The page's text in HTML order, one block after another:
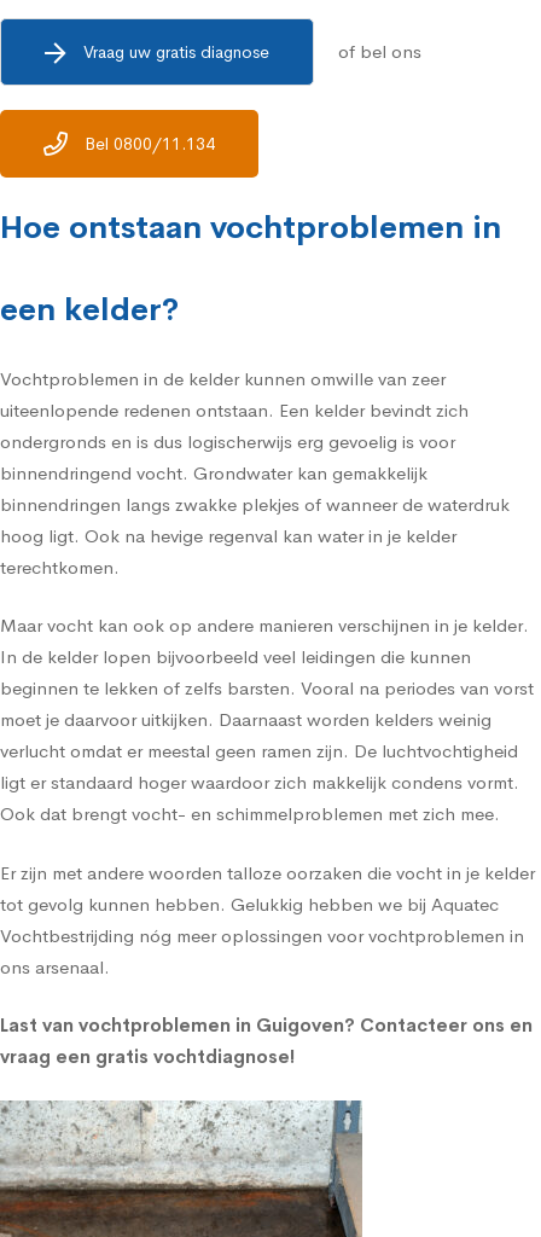
Vraag uw gratis diagnose of bel ons
Bel 0800/11.134
Hoe ontstaan vochtproblemen in
een kelder?
Vochtproblemen in de kelder kunnen omwille van zeer
uiteenlopende redenen ontstaan. Een kelder bevindt zich
ondergronds en is dus logischerwijs erg gevoelig is voor
binnendringend vocht. Grondwater kan gemakkelijk
binnendringen langs zwakke plekjes of wanneer de waterdruk
hoog ligt. Ook na hevige regenval kan water in je kelder
terechtkomen.
Maar vocht kan ook op andere manieren verschijnen in je kelder.
In de kelder lopen bijvoorbeeld veel leidingen die kunnen
beginnen te lekken of zelfs barsten. Vooral na periodes van vorst
moet je daarvoor uitkijken. Daarnaast worden kelders weinig
verlucht omdat er meestal geen ramen zijn. De luchtvochtigheid
ligt er standaard hoger waardoor zich makkelijk condens vormt.
Ook dat brengt vocht- en schimmelproblemen met zich mee.
Er zijn met andere woorden talloze oorzaken die vocht in je kelder
tot gevolg kunnen hebben. Gelukkig hebben we bij Aquatec
Vochtbestrijding nóg meer oplossingen voor vochtproblemen in
ons arsenaal.
Last van vochtproblemen in Guigoven? Contacteer ons en
vraag een gratis vochtdiagnose!